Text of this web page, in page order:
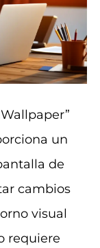
un
de
cambios
visual
requiere